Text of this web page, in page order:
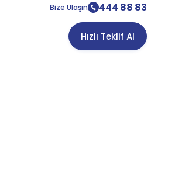
Bize Ulaşın 444 88 83
Hızlı Teklif Al